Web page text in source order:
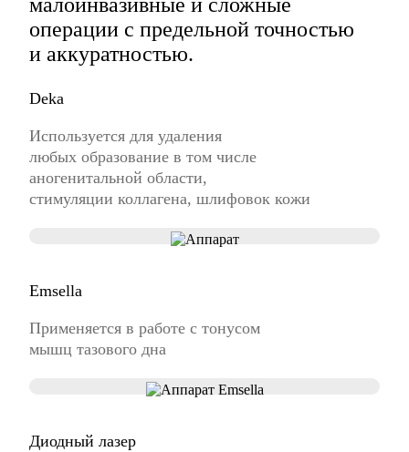
малоинвазивные и сложные
операции с предельной точностью
и аккуратностью.
Deka
Используется для удаления
любых образование в том числе
аногенитальной области,
стимуляции коллагена, шлифовок кожи
Emsella
Применяется в работе с тонусом
мышц тазового дна
Диодный лазер